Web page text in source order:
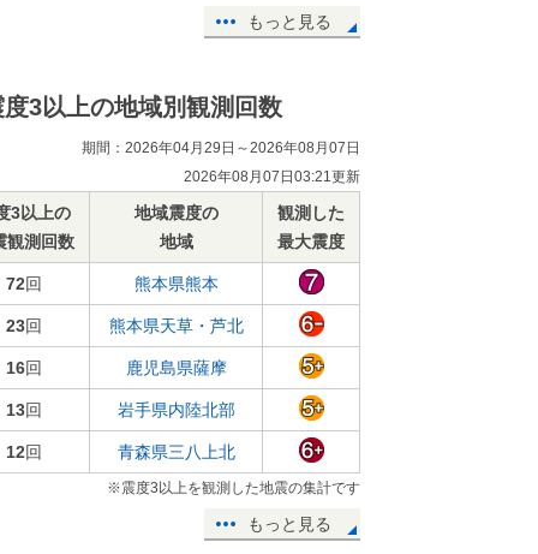
もっと見る
度3以上の地域別観測回数
期間：2026年04月29日～2026年08月07日
2026年08月07日03:21更新
3以上の
観測回数
地域震度の
地域
観測した
最大震度
72回 熊本県熊本
23回 熊本県天草・芦北
16回 鹿児島県薩摩
13回 岩手県内陸北部
12回 青森県三八上北
※震度3以上を観測した地震の集計です
もっと見る